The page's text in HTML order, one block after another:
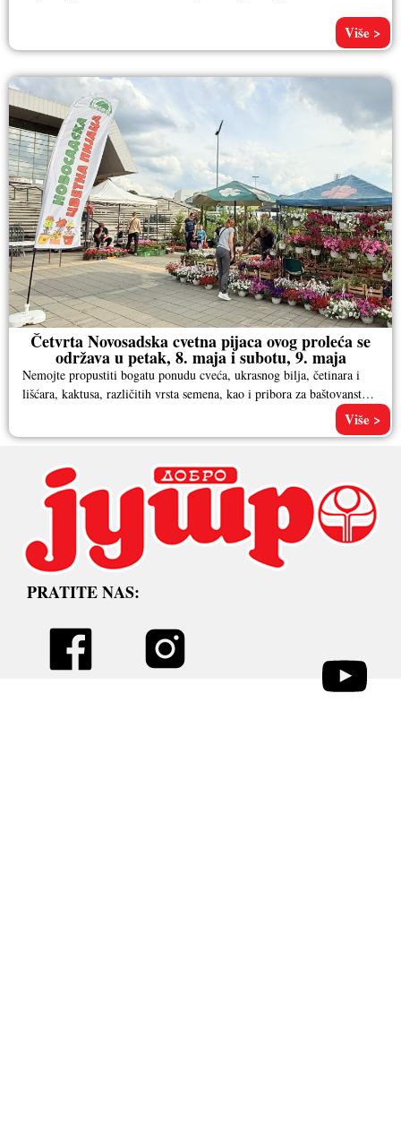
Više >
Četvrta Novosadska cvetna pijaca ovog proleća se
održava u petak, 8. maja i subotu, 9. maja
Nemojte propustiti bogatu ponudu cveća, ukrasnog bilja, četinara i
lišćara, kaktusa, različitih vrsta semena, kao i pribora za baštovanstvo.
Više >
PRATITE NAS: